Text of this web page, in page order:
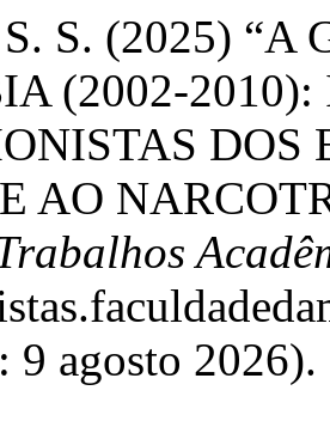
S. (2025) “A
(2002-
DOS
AO
9 agosto 2026).